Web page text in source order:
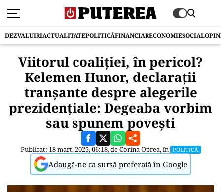
DEZVALUIRIACTUALITATEPOLITICĂFINANCIARECONOMIESOCIAL
Viitorul coaliției, în pericol?
Kelemen Hunor, declarații
tranșante despre alegerile
prezidențiale: Degeaba vorbim
sau spunem povești
Publicat: 18 mart. 2025, 06:18, deCorina Oprea, în POLITICĂ
Adaugă-ne ca sursă preferată în Google